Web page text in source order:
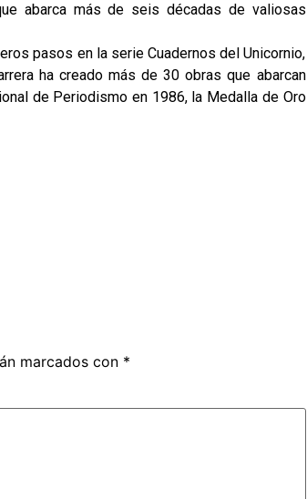
abarca más de seis décadas de valiosas
pasos en la serie Cuadernos del Unicornio,
ha creado más de 30 obras que abarcan
de Periodismo en 1986, la Medalla de Oro
marcados con *